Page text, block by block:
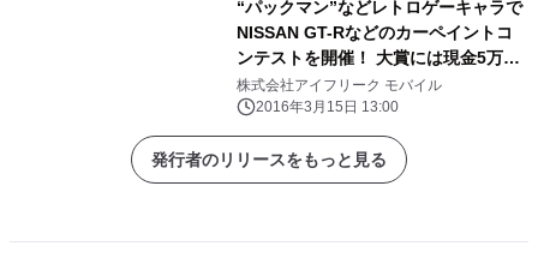
“パックマン”などレトロゲーキャラで
NISSAN GT-Rなどのカーペイントコ
ンテストを開催！ 大賞には現金5万円
や AFTER FIRE Reアイテムをプレゼ
ント
株式会社アイフリーク モバイル
2016年3月15日 13:00
発行者のリリースをもっと見る